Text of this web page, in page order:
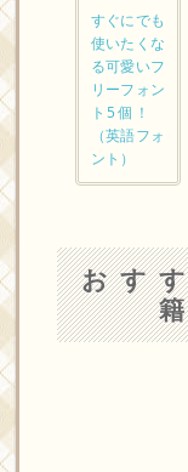
すぐにでも
使いたくな
る可愛いフ
リーフォン
ト5個！
（英語フォ
ント）
おす